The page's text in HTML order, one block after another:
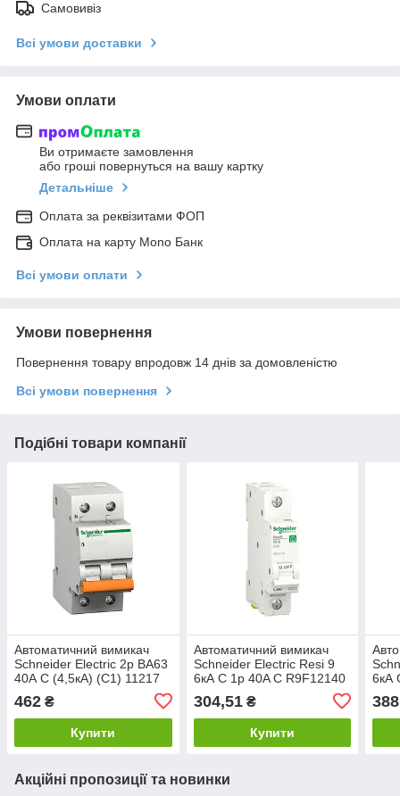
Самовивіз
Всі умови доставки
Умови оплати
Ви отримаєте замовлення
або гроші повернуться на вашу картку
Детальніше
Оплата за реквізитами ФОП
Оплата на карту Mono Банк
Всі умови оплати
Умови повернення
Повернення товару впродовж 14 днів за домовленістю
Всі умови повернення
Подібні товари компанії
Автоматичний вимикач
Schneider Electric 2p ВА63
40А С (4,5кА) (C1) 11217
462 ₴
Купити
Автоматичний вимикач
Schneider Electric Resi 9
6кА С 1p 40A C R9F12140
304,51₴
Купити
6кА
Акційні пропозиції та новинки